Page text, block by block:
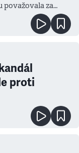
považovala za
proti